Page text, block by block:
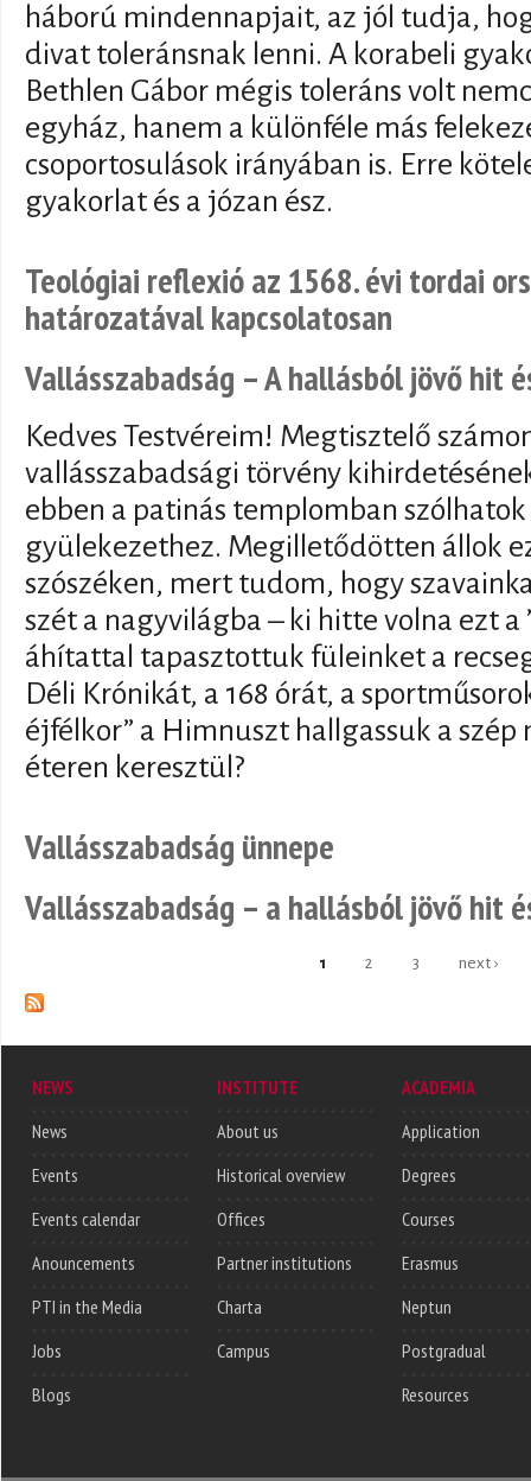
háború mindennapjait, az jól tudja,
divat toleránsnak lenni. A korabeli
Bethlen Gábor mégis toleráns volt
egyház, hanem a különféle más
csoportosulások irányában is. Erre
gyakorlat és a józan ész.
Teológiai reflexió az 1568. évi tordai
határozatával kapcsolatosan
Vallásszabadság – A hallásból jövő hit
Kedves Testvéreim! Megtisztelő
vallásszabadsági törvény
ebben a patinás templomban
gyülekezethez. Megilletődötten állok
szószéken, mert tudom, hogy
szét a nagyvilágba – ki hitte volna ezt a
áhítattal tapasztottuk füleinket a
Déli Krónikát, a 168 órát, a
éjfélkor” a Himnuszt hallgassuk a szép
éteren keresztül?
Vallásszabadság ünnepe
Vallásszabadság – a hallásból jövő hit
1 2 3 next ›
NEWS
News
Events
Events calendar
Anouncements
PTI in the Media
Jobs
Blogs
INSTITUTE
About us
Historical overview
Offices
Partner institutions
Charta
Campus
ACADEMIA
Application
Degrees
Courses
Erasmus
Neptun
Postgradual
Resources